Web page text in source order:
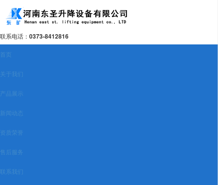
联系电话： 0373-8412816
首页
关于我们
产品展示
新闻动态
资质荣誉
售后服务
联系我们